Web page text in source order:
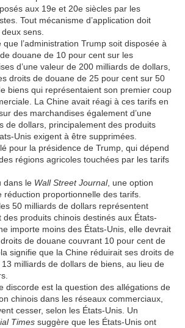
aux 19e et 20e siècles par les
Tout mécanisme d’application doit
sens.
l’administration Trump soit disposée à
douane de 10 pour cent sur les
d’une valeur de 200 milliards de dollars,
droits de douane de 25 pour cent sur 50
biens qui représentaient son premier coup
La Chine avait réagi à ces tarifs en
des marchandises également d’une
de dollars, principalement des produits
Unis exigent à être supprimées.
pour la présidence de Trump, qui dépend
régions agricoles touchées par les tarifs
dans le Wall Street Journal, une option
réduction proportionnelle des tarifs.
50 milliards de dollars représentent
produits chinois destinés aux États-
importe moins des États-Unis, elle devrait
de douane couvrant 10 pour cent de
signifie que la Chine réduirait ses droits de
milliards de dollars de biens, au lieu de
discorde est la question des allégations de
chinois dans les réseaux commerciaux,
cesser, selon les États-Unis. Un
Times suggère que les États-Unis ont